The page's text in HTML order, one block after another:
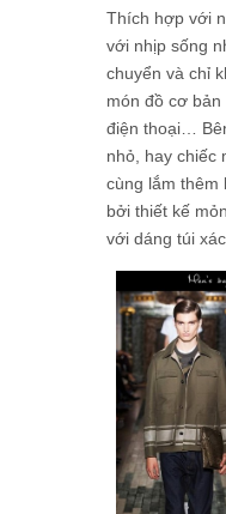
Thích hợp với
với nhịp sống
chuyển và chỉ
món đồ cơ bản
điện thoại…
nhỏ, hay chiếc
cùng lắm thêm
bởi thiết kế
với dáng túi